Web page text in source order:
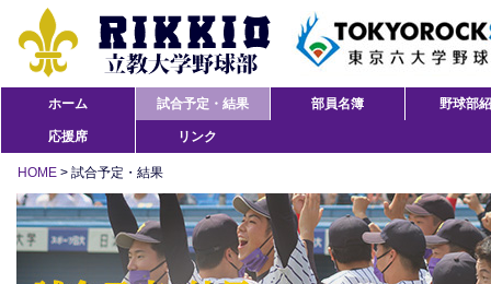
ホーム 試合予定・結果 部員名簿 野球部
応援席 リンク
HOME > 試合予定・結果